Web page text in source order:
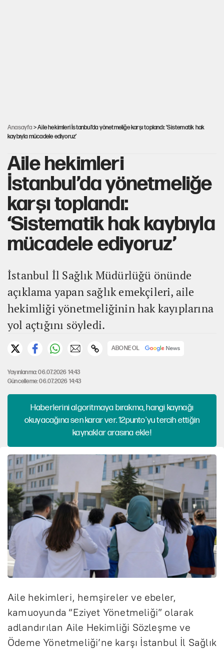
Anasayfa > Aile hekimleri İstanbul’da yönetmeliğe karşı toplandı: ‘Sistematik hak
kaybıyla mücadele ediyoruz’
Aile hekimleri
İstanbul’da yönetmeliğe
karşı toplandı:
‘Sistematik hak kaybıyla
mücadele ediyoruz’
İstanbul İl Sağlık Müdürlüğü önünde
açıklama yapan sağlık emekçileri, aile
hekimliği yönetmeliğinin hak kayıplarına
yol açtığını söyledi.
ABONE OL
Yayınlanma: 06.07.2026 14:43
Güncelleme: 06.07.2026 14:43
Haberlerini algoritmaya bırakma, hangi kaynağı
okuyacağına sen karar ver. 12punto'yu tercih ettiğin
kaynaklar arasına ekle!
Aile hekimleri, hemşireler ve ebeler,
kamuoyunda “Eziyet Yönetmeliği” olarak
adlandırılan Aile Hekimliği Sözleşme ve
Ödeme Yönetmeliği’ne karşı İstanbul İl Sağlık